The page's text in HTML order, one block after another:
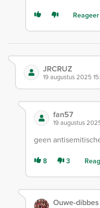
Reageer
JRCRUZ
19 augustus 2025
fan57
19 augustus
geen
8 3
Ouwe-dibbes